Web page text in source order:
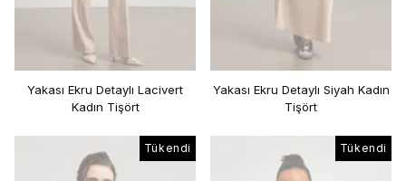
Yakası Ekru Detaylı Lacivert
Kadın Tişört
Yakası Ekru Detaylı Siyah Kadın
Tişört
Tükendi Tükendi